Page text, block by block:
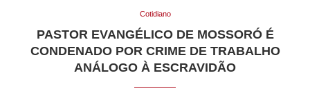
Cotidiano
PASTOR EVANGÉLICO DE MOSSORÓ É
CONDENADO POR CRIME DE TRABALHO
ANÁLOGO À ESCRAVIDÃO